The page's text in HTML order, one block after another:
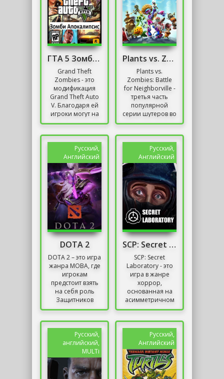
ГТА 5 Зомби Апокалипсис
Grand Theft
Zombies - это
модификация
Grand Theft Auto
V. Благодаря ей
игроки могут на
мгновение
апокалиптического
мира,...
Plants vs. Zombies: Battle for Neighborville
Plants vs.
Zombies: Battle
for Neighborville -
третья часть
популярной
серии шутеров во
вселенной
Изначально этот
бренд...
Русский,
Английский
DOTA 2
DOTA 2 – это игра
жанра MOBA, где
игрокам
предстоит взять
на себя роль
Защитников
Древних,
друг другу. Здесь
присутствует
всего...
Русский,
Английский
SCP: Secret Laboratory Механики
SCP: Secret
Laboratory - это
игра в жанре
хоррор,
основанная на
асимметричном
многопользовательском
представляющий
собой...
Русский,
английский,
MULTi
Русский,
Английский